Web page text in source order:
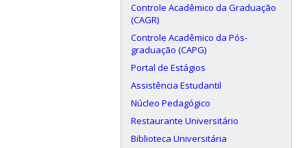
Controle Acadêmico da Graduação
(CAGR)
Controle Acadêmico da Pós-
graduação (CAPG)
Portal de Estágios
Assistência Estudantil
Núcleo Pedagógico
Restaurante Universitário
Biblioteca Universitária